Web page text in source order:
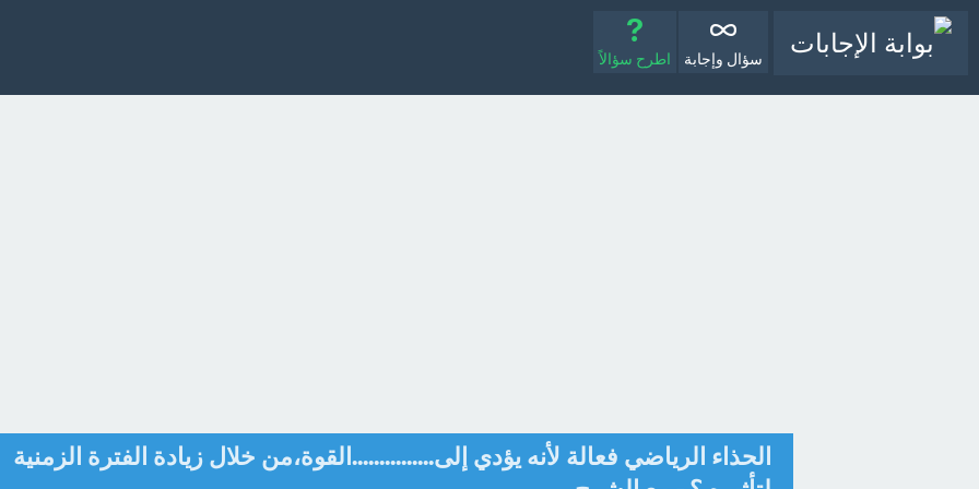
سؤال وإجابة اطرح سؤالاً
الحذاء الرياضي فعالة لأنه يؤدي إلى...............القوة،من خلال زيادة الفترة الزمنية